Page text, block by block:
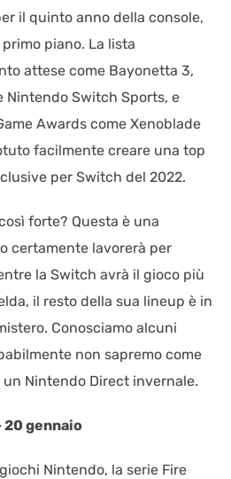
il quinto anno della console,
piano. La lista
attese come Bayonetta 3,
Nintendo Switch Sports, e
Awards come Xenoblade
facilmente creare una top
per Switch del 2022.
forte? Questa è una
certamente lavorerà per
la Switch avrà il gioco più
il resto della sua lineup è in
Conosciamo alcuni
non sapremo come
un Nintendo Direct invernale.
20 gennaio
Nintendo, la serie Fire